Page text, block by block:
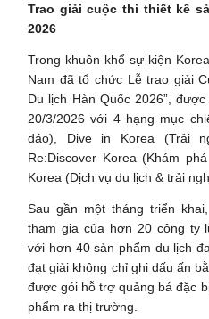
Trao giải cuộc thi thiết kế
2026
Trong khuôn khổ sự kiện
Nam đã tổ chức Lễ trao giải
Du lịch Hàn Quốc 2026”,
20/3/2026 với 4 hạng mục
đáo), Dive in Korea (Trải
Re:Discover Korea (Khám
Korea (Dịch vụ du lịch & trải
Sau gần một tháng triển
tham gia của hơn 20 công ty
với hơn 40 sản phẩm du lịch
đạt giải không chỉ ghi dấu ấn
được gói hỗ trợ quảng bá đặc
phẩm ra thị trường.